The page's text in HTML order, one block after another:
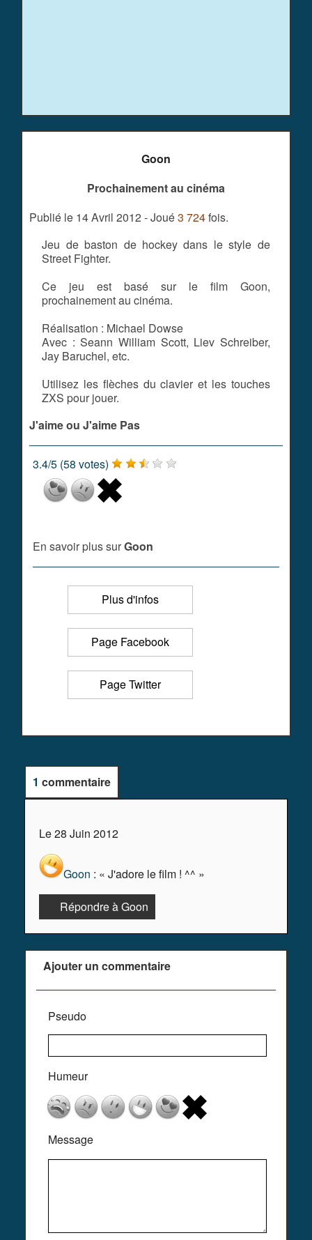
Goon
Prochainement au cinéma
Publié le 14 Avril 2012 - Joué3 724fois.
Jeu de baston de hockey dans le style de
Street Fighter.
Ce jeu est basé sur le film Goon,
prochainement au cinéma.
Réalisation : Michael Dowse
Avec : Seann William Scott, Liev Schreiber,
Jay Baruchel, etc.
Utilisez les flèches du clavier et les touches
ZXS pour jouer.
J'aime ou J'aime Pas
3.4/5 (58 votes)
En savoir plus surGoon
Plus d'infos
Page Facebook
Page Twitter
1 commentaire
Le 28 Juin 2012
Goon : « J'adore le film ! ^^ »
Répondre à Goon
Ajouter un commentaire
Pseudo
Humeur
Message